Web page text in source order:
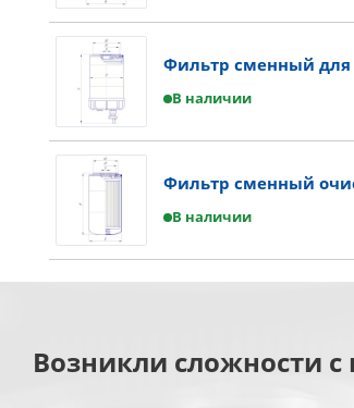
Фильтр сменный для
В наличии
Фильтр сменный
В наличии
Возникли сложности